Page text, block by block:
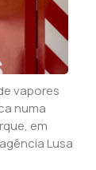
vapores
numa
em
Lusa